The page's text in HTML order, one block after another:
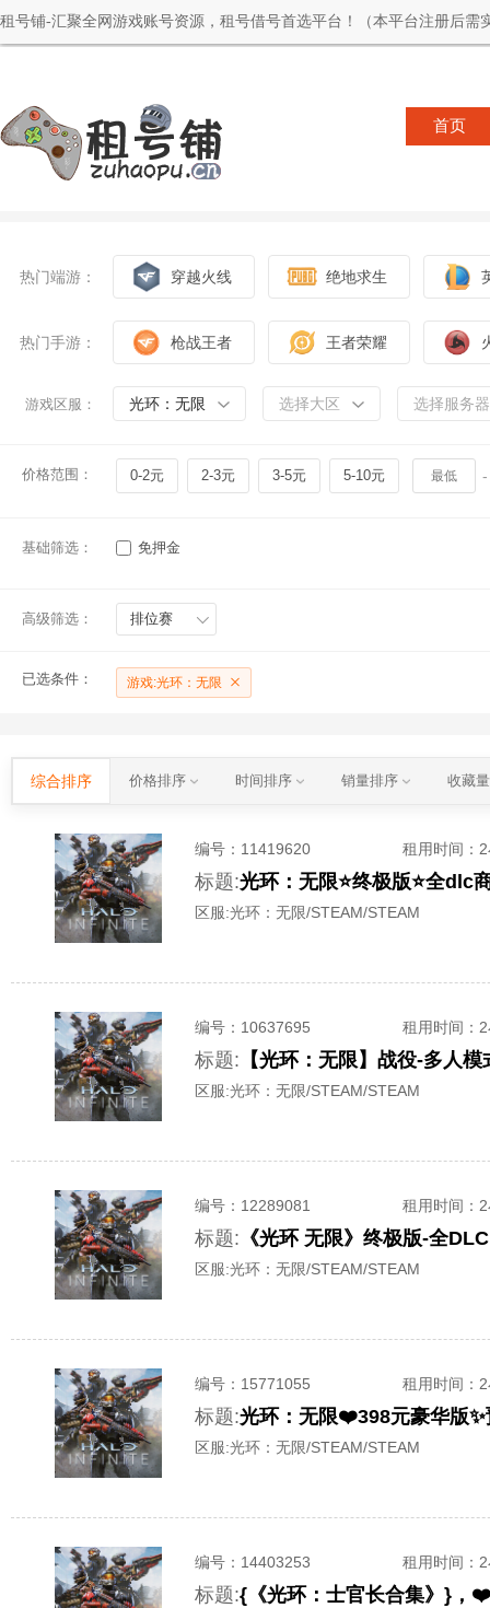
租号铺-汇聚全网游戏账号资源，租号借号首选平台！（本平台注册后需
首页
热门端游： 穿越火线 绝地求生
热门手游： 枪战王者 王者荣耀
游戏区服： 光环：无限 选择大区 选择服务器
价格范围： 0-2元 2-3元 3-5元 5-10元 -
基础筛选： 免押金
高级筛选： 排位赛
已选条件： 游戏:光环：无限
综合排序 价格排序 时间排序 销量排序 收藏
编号： 11419620 租用时间 ：
标题:光环：无限⭐终极版⭐全dlc
区服:光环：无限/STEAM/STEAM
编号： 10637695 租用时间 ：
标题: 【光环：无限】战役-多人
区服:光环：无限/STEAM/STEAM
编号： 12289081 租用时间 ：
标题: 《光环 无限》终极版-全
区服:光环：无限/STEAM/STEAM
编号： 15771055 租用时间 ：
标题:光环：无限❤️398元豪华版✨
区服:光环：无限/STEAM/STEAM
编号： 14403253 租用时间 ：
标题:{《光环：士官长合集》}，